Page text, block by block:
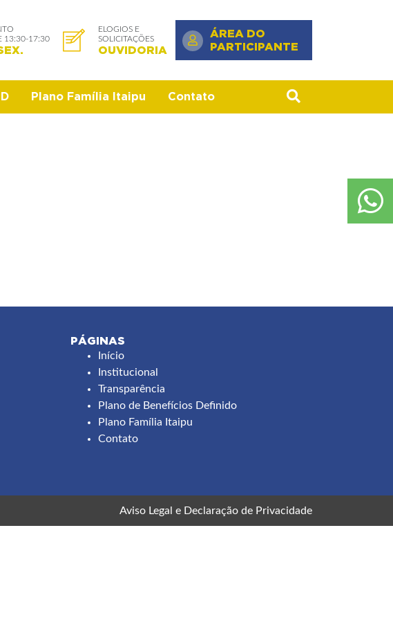
13:30-17:30
ELOGIOS E
SOLICITAÇÕES
OUVIDORIA
ÁREA DO
PARTICIPANTE
Plano Família Itaipu Contato
PÁGINAS
Footer
menu
Início
Institucional
Transparência
Plano de Benefícios Definido
Plano Família Itaipu
Contato
Aviso Legal e Declaração de Privacidade